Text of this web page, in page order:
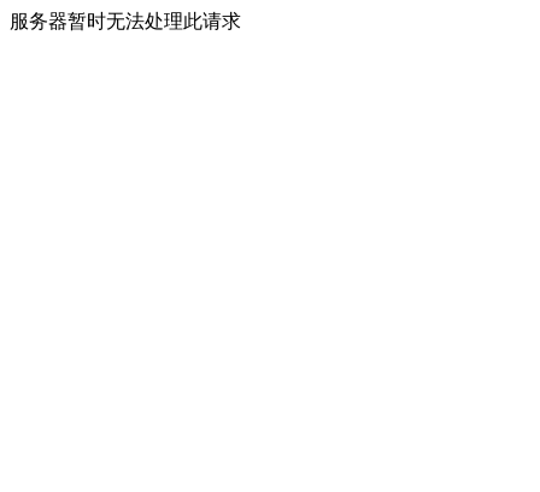
服务器暂时无法处理此请求